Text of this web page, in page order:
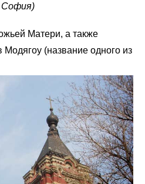
София)
Матери, а также
Модягоу (название одного из